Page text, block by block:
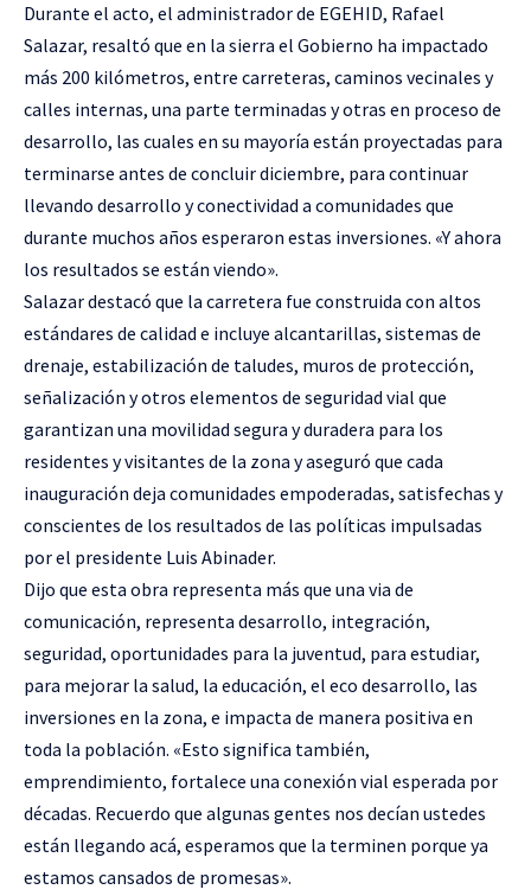
Durante el acto, el administrador de EGEHID, Rafael
Salazar, resaltó que en la sierra el Gobierno ha impactado
más 200 kilómetros, entre carreteras, caminos vecinales y
calles internas, una parte terminadas y otras en proceso de
desarrollo, las cuales en su mayoría están proyectadas para
terminarse antes de concluir diciembre, para continuar
llevando desarrollo y conectividad a comunidades que
durante muchos años esperaron estas inversiones. «Y ahora
los resultados se están viendo».
Salazar destacó que la carretera fue construida con altos
estándares de calidad e incluye alcantarillas, sistemas de
drenaje, estabilización de taludes, muros de protección,
señalización y otros elementos de seguridad vial que
garantizan una movilidad segura y duradera para los
residentes y visitantes de la zona y aseguró que cada
inauguración deja comunidades empoderadas, satisfechas y
conscientes de los resultados de las políticas impulsadas
por el presidente Luis Abinader.
Dijo que esta obra representa más que una via de
comunicación, representa desarrollo, integración,
seguridad, oportunidades para la juventud, para estudiar,
para mejorar la salud, la educación, el eco desarrollo, las
inversiones en la zona, e impacta de manera positiva en
toda la población. «Esto significa también,
emprendimiento, fortalece una conexión vial esperada por
décadas. Recuerdo que algunas gentes nos decían ustedes
están llegando acá, esperamos que la terminen porque ya
estamos cansados de promesas».